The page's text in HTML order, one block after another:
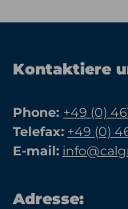
Kontaktiere
Phone: +49 (0)
Telefax: +49 (0)
E-mail:
Adresse: